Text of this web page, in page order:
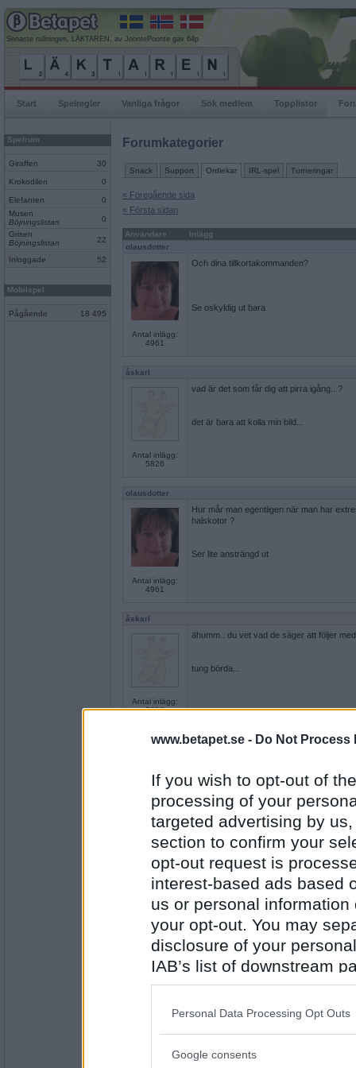
www.betapet.se - Do Not Process
If you wish to opt-out of
processing of your
targeted advertising by
section to confirm your
opt-out request is
interest-based ads based
us or personal
your opt-out. You may
disclosure of your
IAB’s list of downstream
also be disclosed by us
Downstream Participants
Please note that this
Personal Data Processing Opt Outs
Google consents
Senaste rullningen, LÄKTAREN, av JoontePoonte gav 64p
Start Spelregler Vanliga frågor Sök medlem Topplistor
Spelrum
Giraffen 30
Krokodilen 0
Elefanten
0
Musen
Böjningslistan
0
Grisen
Böjningslistan
22
Inloggade 52
Mobilspel
Pågående 18 495
Forumkategorier
Snack Support Ordlekar IRL-spel Turneringar
« Föregående sida
« Första sidan
Användare
Inlägg
olausdotter
Antal inlägg:
4961
Och dina tillkortakommanden?
Se oskyldig ut bara
åskarl
Antal inlägg:
5826
vad är det som får dig att pirra igång...?
det är bara att kolla min bild...
olausdotter
Antal inlägg:
4961
Hur mår man egentligen när man har
halskotor ?
Ser lite ansträngd ut
åskarl
Antal inlägg:
5826
ähumm.. du vet vad de säger att följer
tung börda...
olausdotter
Antal inlägg:
Det tvivlar jag inte på
- Ej medlem längre
Antal inlägg:
Jag kan faktiskt dricka em hel flaska
Höstglöd
olausdotter